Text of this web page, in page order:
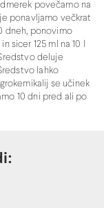
povečamo na
ponavljamo večkrat
dneh, ponovimo
sicer 125 ml na 10 l
deluje
lahko
se učinek
10 dni pred ali po